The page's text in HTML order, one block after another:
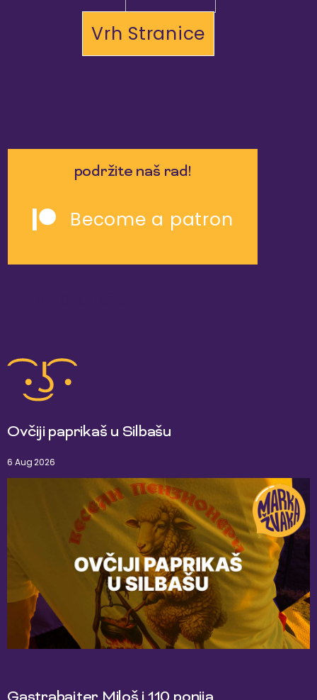
Vrh Stranice
podržite naš rad!
Become a patron
Ovčiji paprikaš u Silbašu
6 Aug 2026